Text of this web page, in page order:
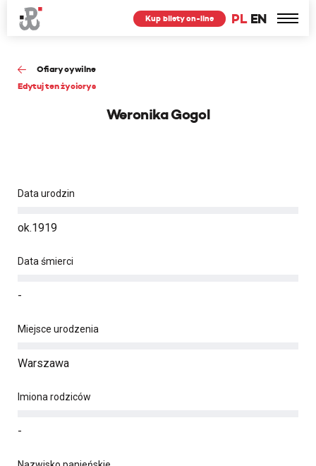
PL EN
Kup bilety on-line
Ofiary cywilne
Edytuj ten życiorys
Weronika Gogol
Data urodzin
ok.1919
Data śmierci
-
Miejsce urodzenia
Warszawa
Imiona rodziców
-